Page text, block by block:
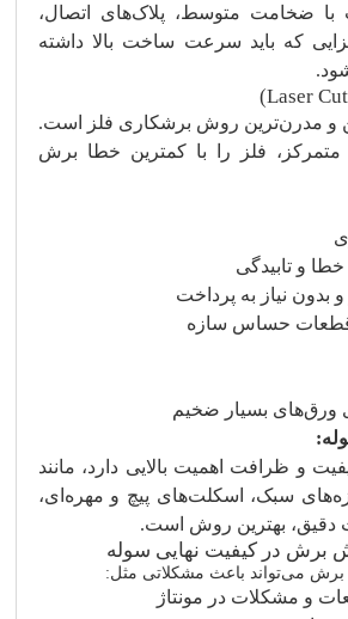
ضخامت متوسط، پلاک‌های اتصال،
که باید سرعت ساخت بالا داشته
و مدرن‌ترین روش برشکاری فلز است.
متمرکز، فلز را با کمترین خطا برش
و تابیدگی
و بدون نیاز به پرداخت
حساس سازه
ورق‌های بسیار ضخیم
و ظرافت اهمیت بالایی دارد، مانند
سبک، اسکلت‌های پیچ و مهره‌ای،
دقیق، بهترین روش است.
برش در کیفیت نهایی سوله
می‌تواند باعث مشکلاتی مثل:
و مشکلات در مونتاژ